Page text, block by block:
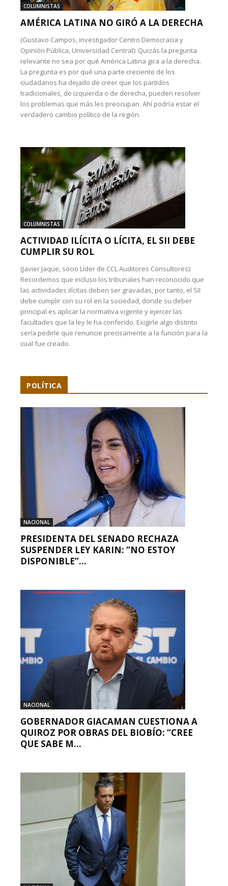
COLUMNISTAS
AMÉRICA LATINA NO GIRÓ A LA DERECHA
(Gustavo Campos, investigador Centro Democracia y
Opinión Pública, Universidad Central): Quizás la pregunta
relevante no sea por qué América Latina gira a la derecha.
La pregunta es por qué una parte creciente de los
ciudadanos ha dejado de creer que los partidos
tradicionales, de izquierda o de derecha, pueden resolver
los problemas que más les preocupan. Ahí podría estar el
verdadero cambio político de la región.
COLUMNISTAS
ACTIVIDAD ILÍCITA O LÍCITA, EL SII DEBE
CUMPLIR SU ROL
(Javier Jaque, socio Líder de CCL Auditores Consultores):
Recordemos que incluso los tribunales han reconocido que
las actividades ilícitas deben ser gravadas, por tanto, el SII
debe cumplir con su rol en la sociedad, donde su deber
principal es aplicar la normativa vigente y ejercer las
facultades que la ley le ha conferido. Exigirle algo distinto
sería pedirle que renuncie precisamente a la función para la
cual fue creado.
POLÍTICA
NACIONAL
PRESIDENTA DEL SENADO RECHAZA
SUSPENDER LEY KARIN: “NO ESTOY
DISPONIBLE”...
NACIONAL
GOBERNADOR GIACAMAN CUESTIONA A
QUIROZ POR OBRAS DEL BIOBÍO: “CREE
QUE SABE M...